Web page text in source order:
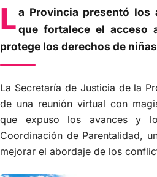
La Provincia presentó los
que fortalece el acceso
protege los derechos de
La Secretaría de Justicia de la
de una reunión virtual con
que expuso los avances y
Coordinación de Parentalidad,
mejorar el abordaje de los